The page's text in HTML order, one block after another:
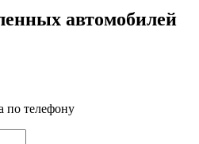
автомобилей
по телефону